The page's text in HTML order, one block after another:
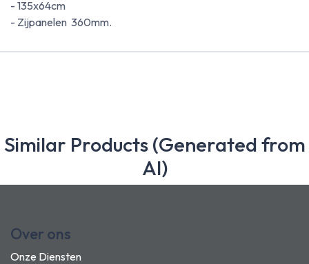
- 135x64cm
- Zijpanelen 360mm.
Similar Products (Generated from
AI)
Over ons
Onze Diensten